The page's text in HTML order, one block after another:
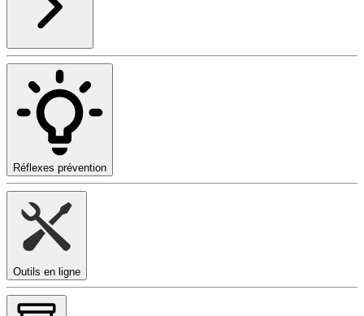
Réflexes prévention
Outils en ligne